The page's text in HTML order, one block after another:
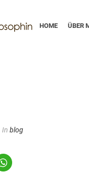
HOME ÜBER
In blog